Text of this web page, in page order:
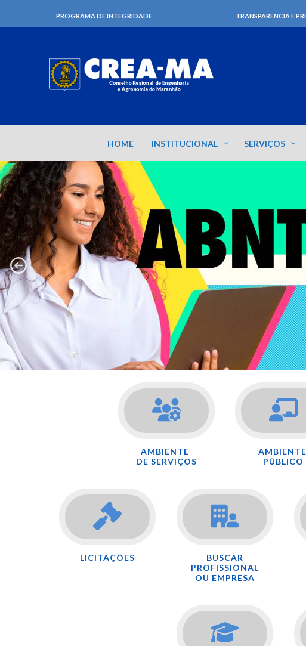
PROGRAMA DE INTEGRIDADE TRANSPARÊNCIA E
HOME INSTITUCIONAL SERVIÇOS
AMBIENTE
DE SERVIÇOS
AMBIENTE
PÚBLICO
LICITAÇÕES
BUSCAR
PROFISSIONAL
OU EMPRESA